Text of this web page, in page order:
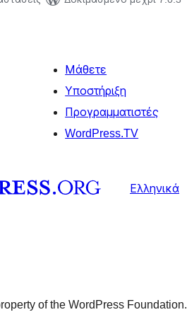
Μάθετε
Υποστήριξη
Προγραμματιστές
WordPress.TV
Ελληνικά
of the WordPress Foundation.